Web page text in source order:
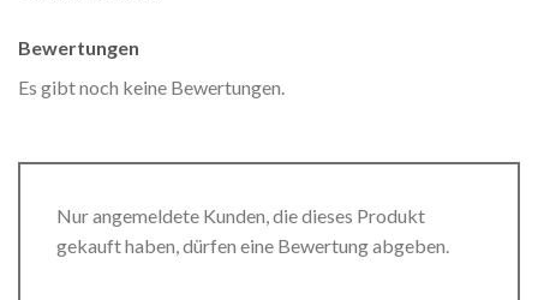
Bewertungen
Es gibt noch keine Bewertungen.
Nur angemeldete Kunden, die dieses Produkt
gekauft haben, dürfen eine Bewertung abgeben.